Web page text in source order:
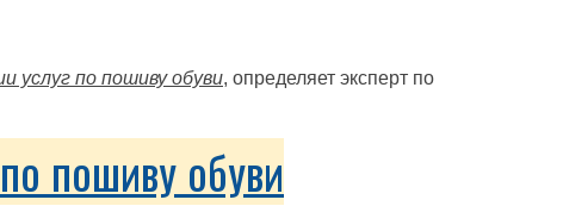
услуг по пошиву обуви, определяет эксперт по
пошиву обуви